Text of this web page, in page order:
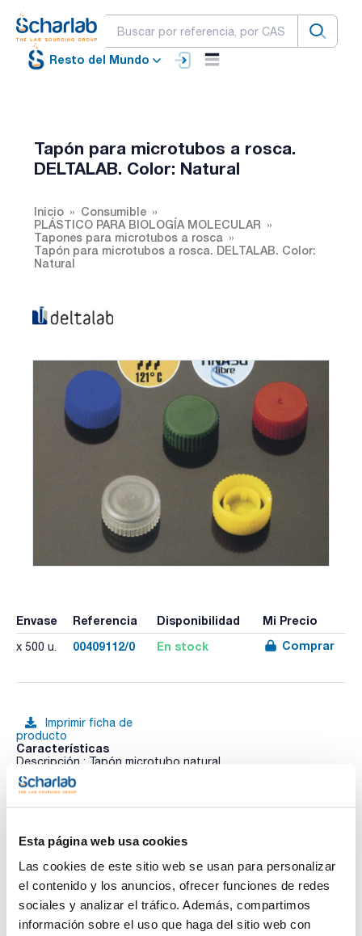
Esta página web usa cookies
Las cookies de este sitio web se usan para personalizar
el contenido y los anuncios, ofrecer funciones de redes
sociales y analizar el tráfico. Además, compartimos
información sobre el uso que haga del sitio web con
Resto del Mundo
Tapón para microtubos a rosca.
DELTALAB. Color: Natural
Inicio
Consumible
PLÁSTICO PARA BIOLOGÍA MOLECULAR
Tapones para microtubos a rosca
Tapón para microtubos a rosca. DELTALAB. Color:
Natural
Envase Referencia Disponibilidad Mi Precio
x 500 u. 00409112/0 En stock Comprar
Imprimir ficha de
producto
Características
Descripción : Tapón microtubo natural
Pack (u.) : 500
polipropileno. Dimensiones: 13x6mm.
Ver más
Documentación técnica
TDS / Ficha técnica
COA